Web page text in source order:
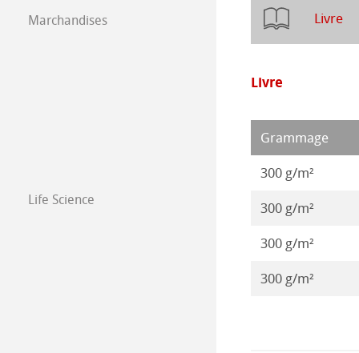
Papier á dessin
Illustrations 2016
Marchandises
Life Science
Livre
Livre
Grammage
300 g/m²
300 g/m²
300 g/m²
300 g/m²